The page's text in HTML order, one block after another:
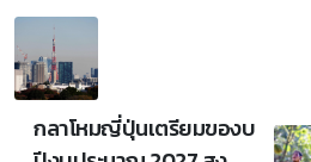
กลาโหมญี่ปุ่นเตรียมของบ